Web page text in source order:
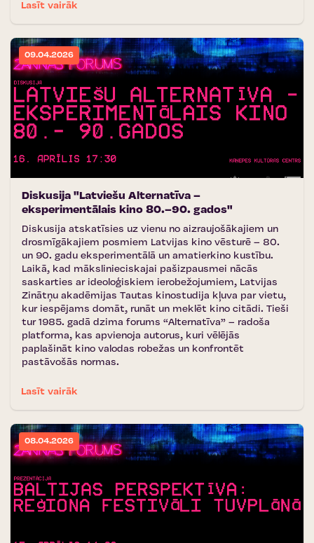
Lasīt vairāk
09.04.2026
Diskusija "Latviešu Alternatīva –
eksperimentālais kino 80.–90. gados"
Diskusija atskatīsies uz vienu no aizraujošākajiem un
drosmīgākajiem posmiem Latvijas kino vēsturē – 80.
un 90. gadu eksperimentālā un amatierkino kustību.
Laikā, kad mākslinieciskajai pašizpausmei nācās
saskarties ar ideoloģiskiem ierobežojumiem, Latvijas
Zinātņu akadēmijas Tautas kinostudija kļuva par vietu,
kur iespējams domāt, runāt un meklēt kino citādi. Tieši
tur 1985. gadā dzima forums “Alternatīva” – radoša
platforma, kas apvienoja autorus, kuri vēlējās
paplašināt kino valodas robežas un konfrontēt
pastāvošās normas.
Lasīt vairāk
08.04.2026